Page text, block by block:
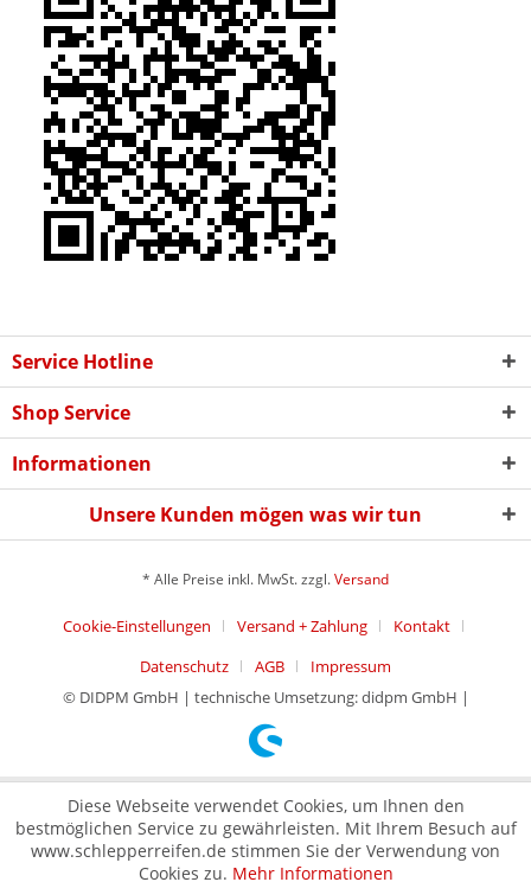
Service Hotline
Shop Service
Informationen
Unsere Kunden mögen was wir tun
* Alle Preise inkl. MwSt. zzgl.Versand
Cookie-Einstellungen Versand + Zahlung
Kontakt
Datenschutz
AGB
Impressum
© DIDPM GmbH | technische Umsetzung: didpm GmbH |
Diese Webseite verwendet Cookies, um Ihnen den
bestmöglichen Service zu gewährleisten. Mit Ihrem Besuch auf
www.schlepperreifen.de stimmen Sie der Verwendung von
Cookies zu. Mehr Informationen